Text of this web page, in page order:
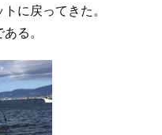
に戻ってきた。
る。